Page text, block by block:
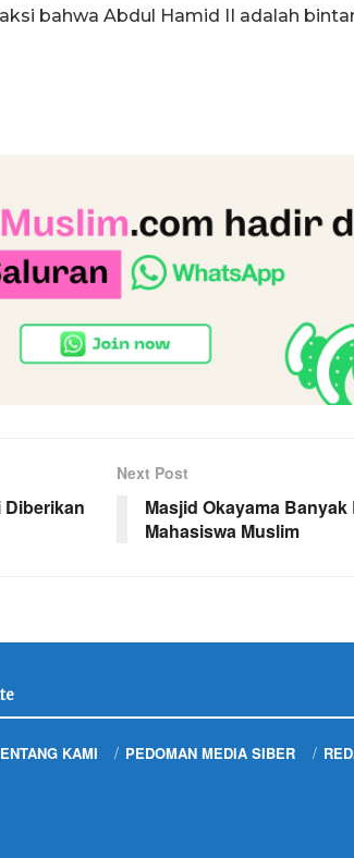
bahwa Abdul Hamid II adalah
Diberikan
Next Post
Masjid Okayama Banyak
Mahasiswa Muslim
KAMI PEDOMAN MEDIA SIBER